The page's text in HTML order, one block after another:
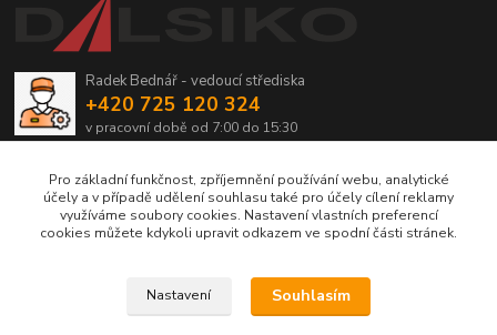
Radek Bednář - vedoucí střediska
+420 725 120 324
v pracovní době od 7:00 do 15:30
Upravit sběr cookies.
Pro základní funkčnost, zpříjemnění používání webu, analytické
účely a v případě udělení souhlasu také pro účely cílení reklamy
využíváme soubory cookies. Nastavení vlastních preferencí
cookies můžete kdykoli upravit odkazem ve spodní části stránek.
Nastavení Souhlasím